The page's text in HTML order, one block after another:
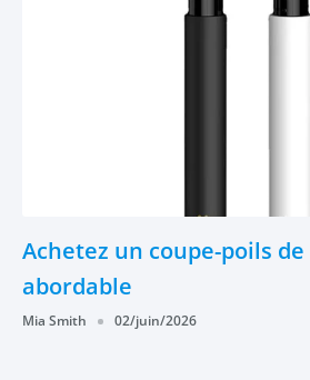
Achetez un coupe-poils
abordable
Mia Smith 02/juin/2026